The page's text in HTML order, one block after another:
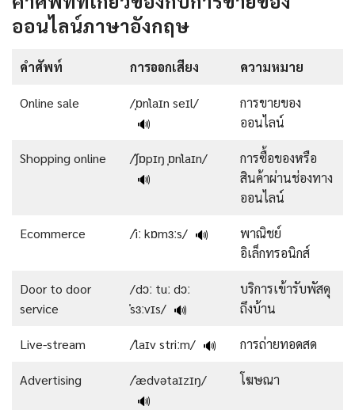
ออนไลน์ภาษาอังกฤษ
คำศัพท์ การออกเสียง ความหมาย
Online sale
/ˌɒnˈlaɪn seɪl/
🔊
การขายของ
ออนไลน์
Shopping online
/ˈʃɒpɪŋ ˌɒnˈlaɪn/
🔊
การซื้อของหรือ
สินค้าผ่านช่องทาง
ออนไลน์
Ecommerce /ˈiː kɒmɜːs/ 🔊
พาณิชย์
อิเล็กทรอนิกส์
Door to door
service
/dɔː tuː dɔː
ˈsɜːvɪs/ 🔊
บริการเข้ารับพัสดุ
ถึงบ้าน
Live-stream /ˈlaɪv striːm/ 🔊 การถ่ายทอดสด
Advertising
/ˈædvətaɪzɪŋ/
🔊
โฆษณา